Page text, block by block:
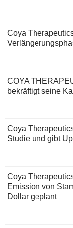
Coya
COYA
bekräftigt seine
Coya
Studie und gibt
Coya
Emission von
Dollar geplant